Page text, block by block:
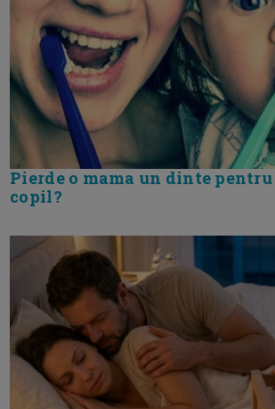
Pierde o mama un dinte
copil?